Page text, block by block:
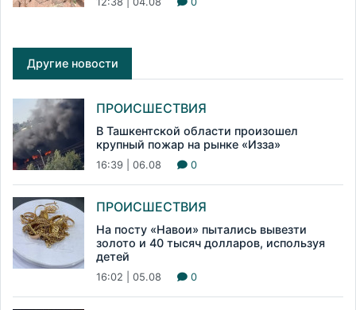
Другие новости
ПРОИСШЕСТВИЯ
В Ташкентской области произошел
крупный пожар на рынке «Изза»
16:39 | 06.08 0
ПРОИСШЕСТВИЯ
На посту «Навои» пытались вывезти
золото и 40 тысяч долларов, используя
детей
16:02 | 05.08 0